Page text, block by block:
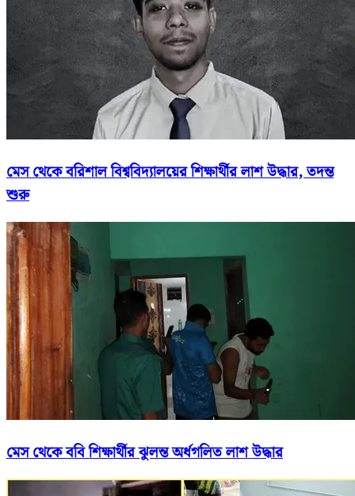
মেস থেকে বরিশাল বিশ্ববিদ্যালয়ের শিক্ষার্থীর লাশ উদ্ধার, তদন্ত
শুরু
মেস থেকে ববি শিক্ষার্থীর ঝুলন্ত অর্ধগলিত লাশ উদ্ধার